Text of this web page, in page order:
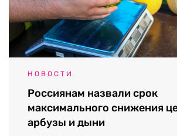
НОВОСТИ
Россиянам назвали срок
максимального снижения
арбузы и дыни